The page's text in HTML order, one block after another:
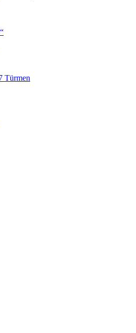
Türmen